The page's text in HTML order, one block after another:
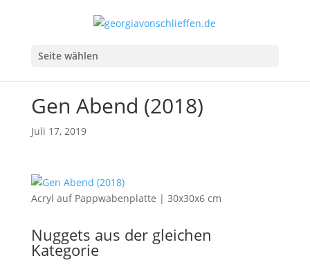
Seite wählen
Gen Abend (2018)
Juli 17, 2019
Acryl auf Pappwabenplatte | 30x30x6 cm
Nuggets aus der gleichen
Kategorie